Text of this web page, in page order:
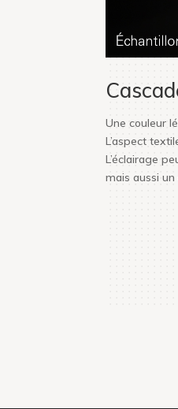
Une couleur
L’aspect
L’éclairage
mais aussi